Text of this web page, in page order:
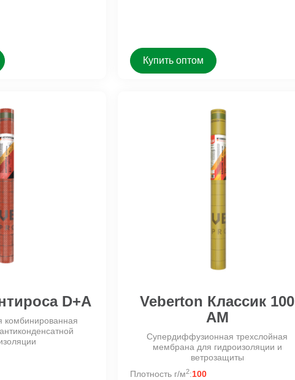
Купить оптом
D+A
комбинированная
Veberton Классик 100
АM
Супердиффузионная трехслойная
мембрана для гидроизоляции и
ветрозащиты
Плотность г/м2:100